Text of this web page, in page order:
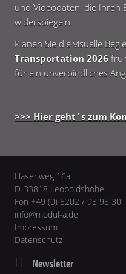
und Videodaten, die Ihren
widerspiegeln.
Planen Sie die visuelle
Transportation 2026
für ein unverbindliches
>>> Hier geht´s zum
Hasenweg 16a
D-33818 Leopoldshöhe
Fon +49 (0) 5202 / 98 98 30
info@modul-a.de
Impressum
Datenschutz
Newsletter